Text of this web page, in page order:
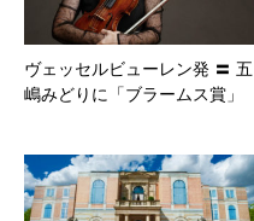
ヴェッセルビューレン発 〓 五
嶋みどりに「ブラームス賞」